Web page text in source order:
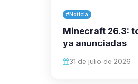
#Noticia
Minecraft 26.3:
ya anunciadas
31 de julio de 2026